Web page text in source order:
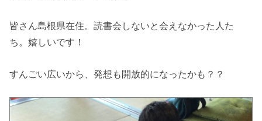
皆さん島根県在住。読書会しないと会えなかった人た
ち。嬉しいです！
すんごい広いから、発想も開放的になったかも？？